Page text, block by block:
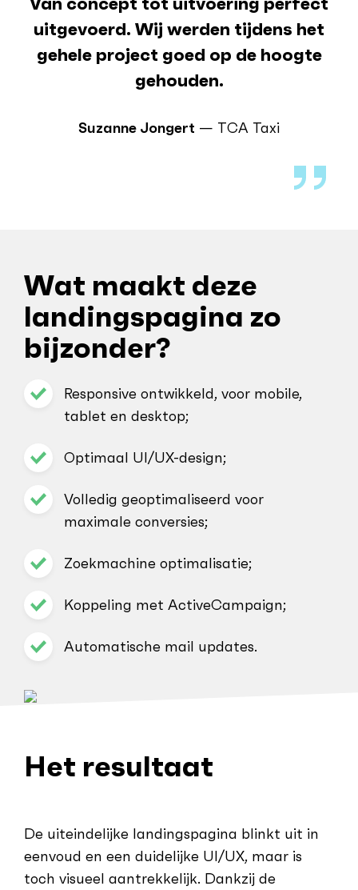
uitgevoerd. Wij werden tijdens het
gehele project goed op de hoogte
gehouden.
Suzanne Jongert — TCA Taxi
Wat maakt deze
landingspagina zo
bijzonder?
Responsive ontwikkeld, voor mobile,
tablet en desktop;
Optimaal UI/UX-design;
Volledig geoptimaliseerd voor
maximale conversies;
Zoekmachine optimalisatie;
Koppeling met ActiveCampaign;
Automatische mail updates.
Het resultaat
De uiteindelijke landingspagina blinkt uit in
eenvoud en een duidelijke UI/UX, maar is
toch visueel aantrekkelijk. Dankzij de